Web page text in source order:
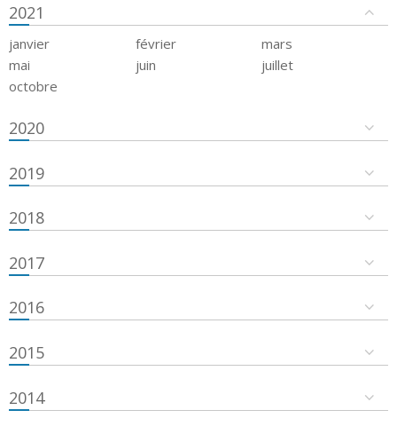
2021
janvier février
mars
mai
juin
juillet
octobre
2020
2019
2018
2017
2016
2015
2014